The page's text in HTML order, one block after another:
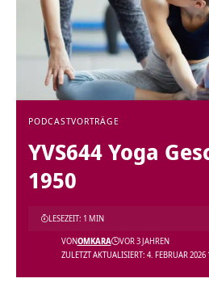
PODCASTVORTRÄGE
YVS644 Yoga
1950
ZULETZT AKTUALISIERT: 4. FEBRUAR 2026
VONOMKARA VOR 3 JAHREN
LESEZEIT: 1 MIN